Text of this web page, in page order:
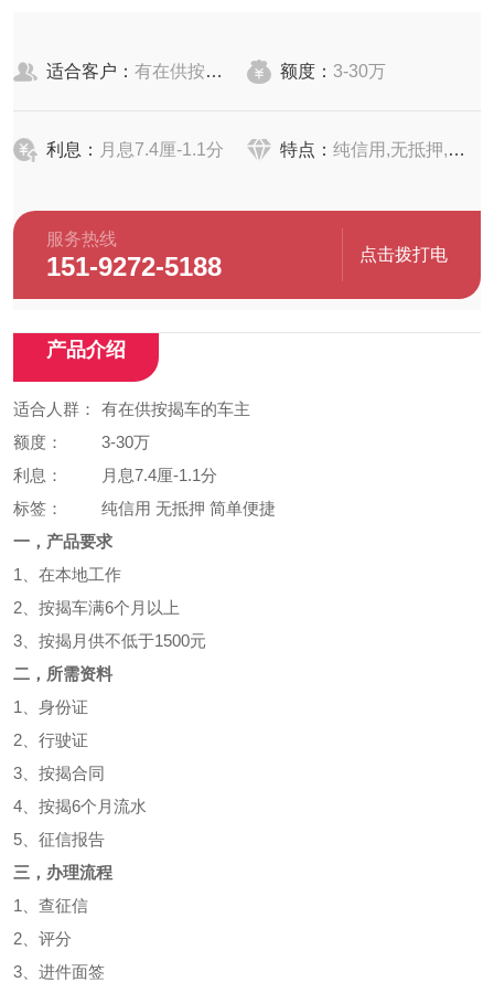
适合客户： 有在供按揭车的车主 额度： 3-30万
利息： 月息7.4厘-1.1分 特点： 纯信用,无抵押,简单便捷
服务热线
151-9272-5188 点击拨打电
产品介绍
适合人群：
有在供按揭车的车主
额度：
3-30万
利息：
月息7.4厘-1.1分
标签：
纯信用 无抵押 简单便捷
一，产品要求
1、在本地工作
2、按揭车满6个月以上
3、按揭月供不低于1500元
二，所需资料
1、身份证
2、行驶证
3、按揭合同
4、按揭6个月流水
5、征信报告
三，办理流程
1、查征信
2、评分
3、进件面签